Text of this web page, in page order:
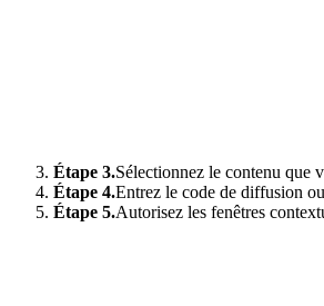
Étape 3.Sélectionnez le contenu que
Étape 4.Entrez le code de diffusion
Étape 5.Autorisez les fenêtres